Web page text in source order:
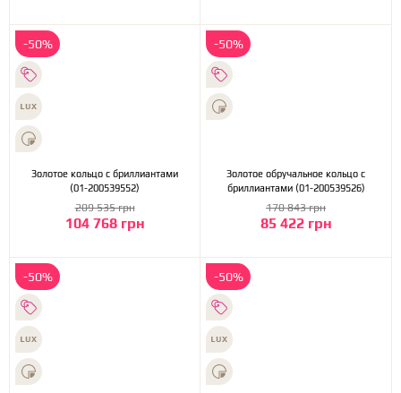
-50%
Золотое кольцо с бриллиантами
(01-200539552)
104 768 грн
209 535 грн
-50%
Золотое обручальное кольцо с
бриллиантами (01-200539526)
85 422 грн
170 843 грн
-50% -50%